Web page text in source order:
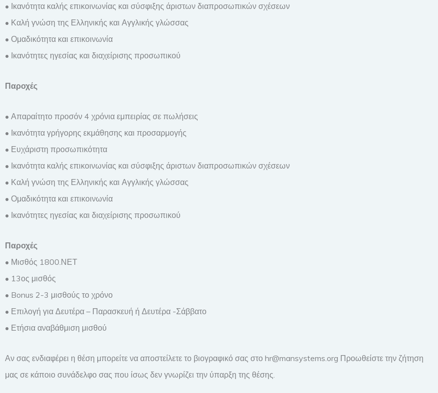
• Ικανότητα καλής επικοινωνίας και σύσφιξης άριστων διαπροσωπικών σχέσεων
• Καλή γνώση της Ελληνικής και Αγγλικής γλώσσας
• Ομαδικότητα και επικοινωνία
• Ικανότητες ηγεσίας και διαχείρισης προσωπικού
Παροχές
• Απαραίτητο προσόν 4 χρόνια εμπειρίας σε πωλήσεις
• Ικανότητα γρήγορης εκμάθησης και προσαρμογής
• Ευχάριστη προσωπικότητα
• Ικανότητα καλής επικοινωνίας και σύσφιξης άριστων διαπροσωπικών σχέσεων
• Καλή γνώση της Ελληνικής και Αγγλικής γλώσσας
• Ομαδικότητα και επικοινωνία
• Ικανότητες ηγεσίας και διαχείρισης προσωπικού
Παροχές
• Μισθός 1800.ΝΕΤ
• 13ος μισθός
• Bonus 2-3 μισθούς το χρόνο
• Επιλογή για Δευτέρα – Παρασκευή ή Δευτέρα -Σάββατο
• Ετήσια αναβάθμιση μισθού
Αν σας ενδιαφέρει η θέση μπορείτε να αποστείλετε το βιογραφικό σας στο hr@mansystems.org Προωθείστε την ζήτηση
μας σε κάποιο συνάδελφο σας που ίσως δεν γνωρίζει την ύπαρξη της θέσης.